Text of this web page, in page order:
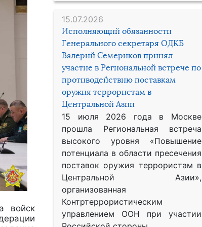
15.07.2026
Исполняющий обязанности
Генерального секретаря ОДКБ
Валерий Семериков принял
участие в Региональной встрече по
противодействию поставкам
оружия террористам в
Центральной Азии
15 июля 2026 года в Москве
прошла Региональная встреча
высокого уровня «Повышение
потенциала в области пресечения
поставок оружия террористам в
Центральной Азии»,
организованная
Контртеррористическим
управлением ООН при участии
войск